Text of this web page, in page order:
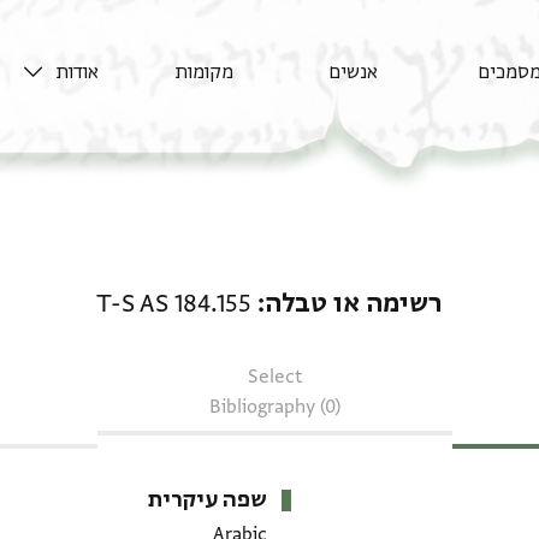
מסמכים אנשים מקומות אודות
רשימה או טבלה T-S AS 184.155
Select
Bibliography (0)
שפה עיקרית